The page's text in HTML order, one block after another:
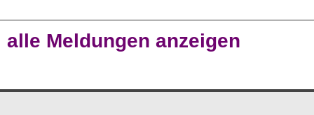
alle Meldungen anzeigen